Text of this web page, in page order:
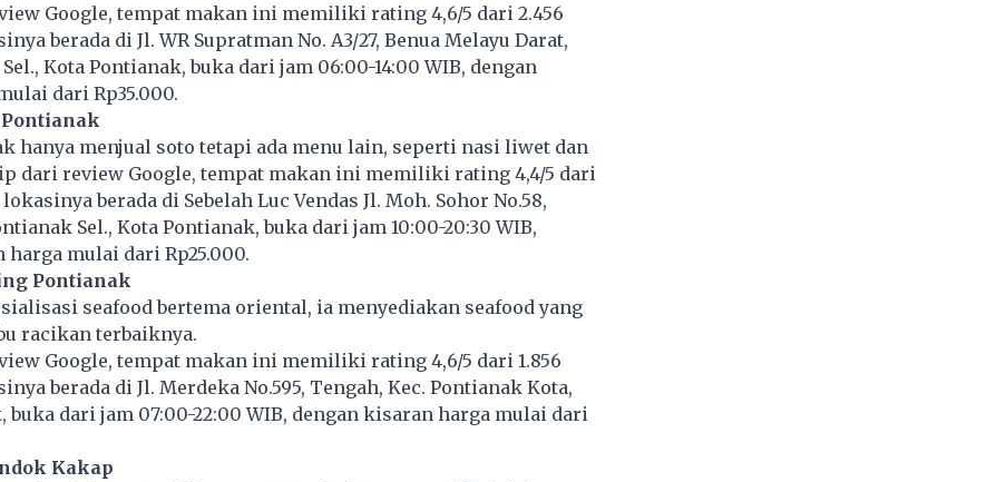
Google, tempat makan ini memiliki rating 4,6/5 dari 2.456
berada di Jl. WR Supratman No. A3/27, Benua Melayu Darat,
Kota Pontianak, buka dari jam 06:00-14:00 WIB, dengan
dari Rp35.000.
Pontianak
hanya menjual soto tetapi ada menu lain, seperti nasi liwet dan
dari review Google, tempat makan ini memiliki rating 4,4/5 dari
berada di Sebelah Luc Vendas Jl. Moh. Sohor No.58,
Sel., Kota Pontianak, buka dari jam 10:00-20:30 WIB,
harga mulai dari Rp25.000.
Pontianak
seafood bertema oriental, ia menyediakan seafood yang
racikan terbaiknya.
Google, tempat makan ini memiliki rating 4,6/5 dari 1.856
berada di Jl. Merdeka No.595, Tengah, Kec. Pontianak Kota,
buka dari jam 07:00-22:00 WIB, dengan kisaran harga mulai dari
Kakap